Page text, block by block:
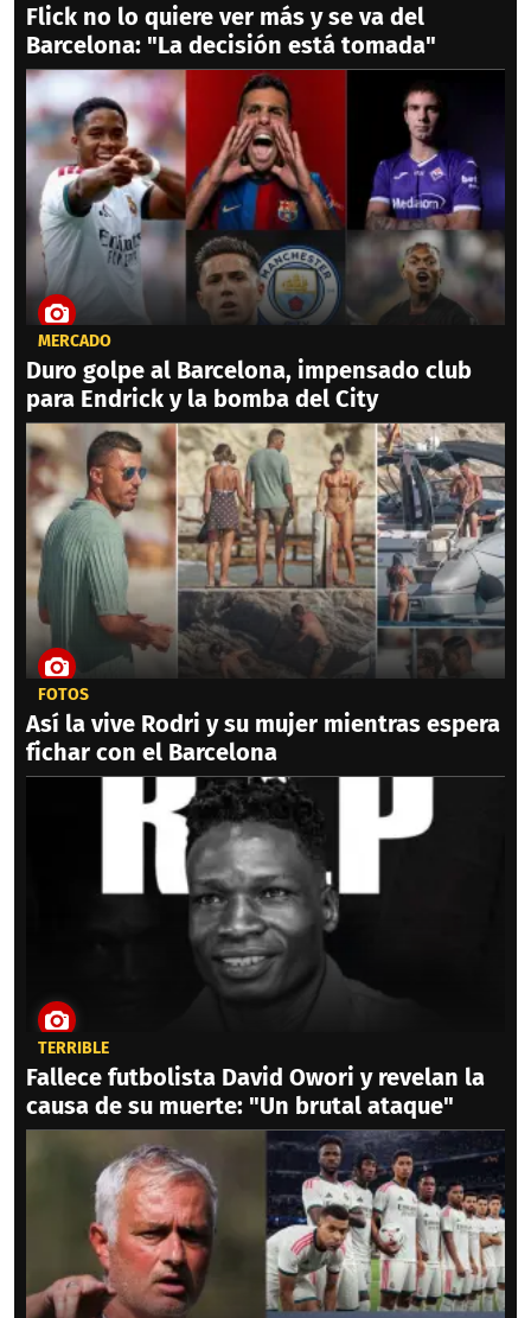
Flick no lo quiere ver más y se va del
Barcelona: "La decisión está tomada"
MERCADO
Duro golpe al Barcelona, impensado club
para Endrick y la bomba del City
FOTOS
Así la vive Rodri y su mujer mientras espera
fichar con el Barcelona
TERRIBLE
Fallece futbolista David Owori y revelan la
causa de su muerte: "Un brutal ataque"